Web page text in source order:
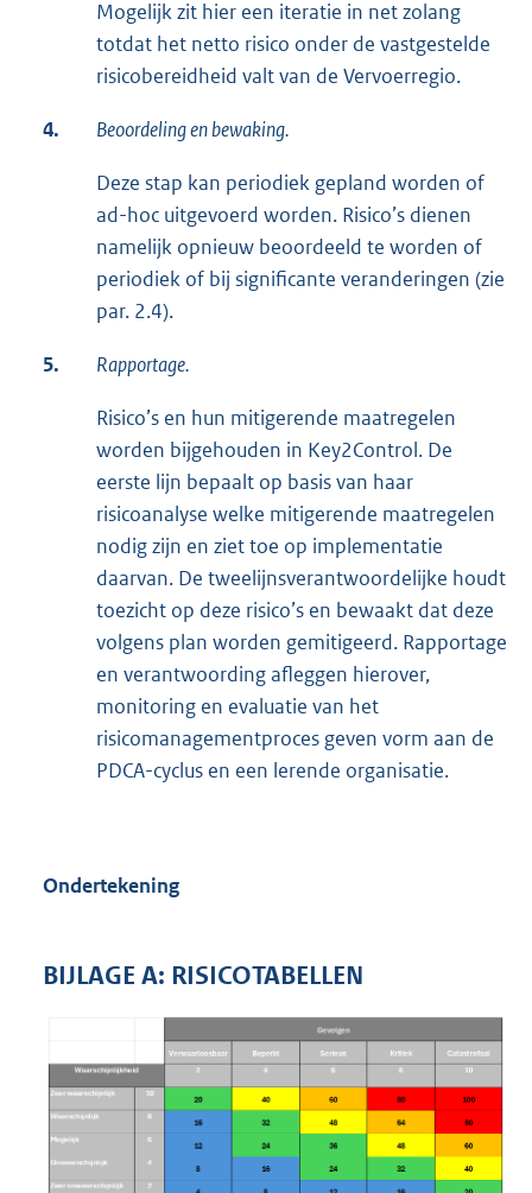
Mogelijk zit hier een iteratie in net zolang
totdat het netto risico onder de vastgestelde
risicobereidheid valt van de Vervoerregio.
4. Beoordeling en bewaking.
Deze stap kan periodiek gepland worden of
ad-hoc uitgevoerd worden. Risico’s dienen
namelijk opnieuw beoordeeld te worden of
periodiek of bij significante veranderingen (zie
par. 2.4).
5. Rapportage.
Risico’s en hun mitigerende maatregelen
worden bijgehouden in Key2Control. De
eerste lijn bepaalt op basis van haar
risicoanalyse welke mitigerende maatregelen
nodig zijn en ziet toe op implementatie
daarvan. De tweelijnsverantwoordelijke houdt
toezicht op deze risico’s en bewaakt dat deze
volgens plan worden gemitigeerd. Rapportage
en verantwoording afleggen hierover,
monitoring en evaluatie van het
risicomanagementproces geven vorm aan de
PDCA-cyclus en een lerende organisatie.
Ondertekening
BIJLAGE A: RISICOTABELLEN